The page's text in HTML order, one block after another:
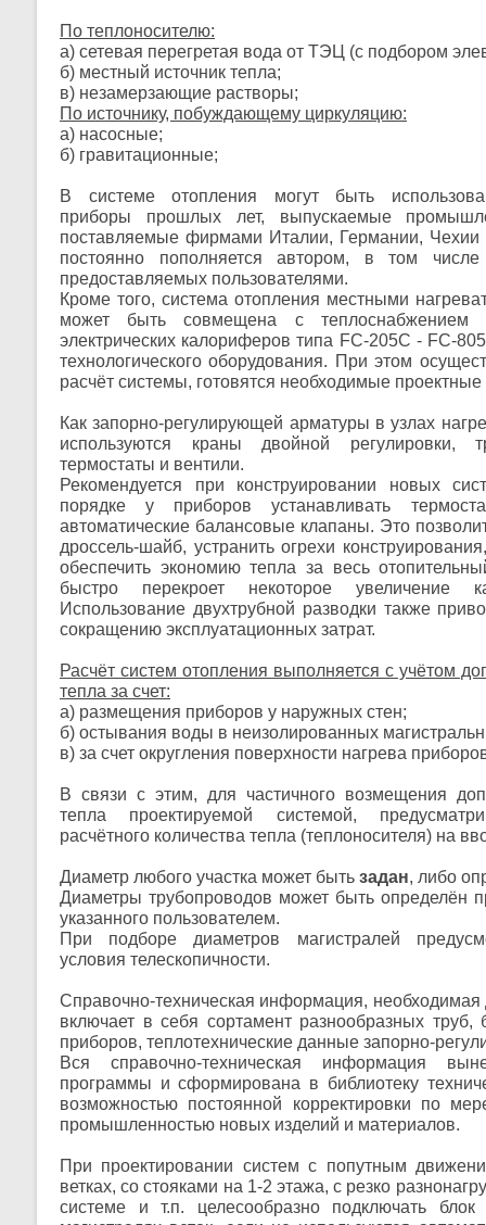
По теплоносителю:
а) сетевая перегретая вода от ТЭЦ (с подбором
б) местный источник тепла;
в) незамерзающие растворы;
По источнику, побуждающему циркуляцию:
а) насосные;
б) гравитационные;
B системе отопления могут быть
приборы прошлых лет, выпускаемые
поставляемые фирмами Италии, Германии, Чехии
постоянно пополняется автором, в том
предоставляемых пользователями.
Кроме того, система отопления местными
может быть совмещена с теплоснабжением
электрических калориферов типа FC-205C - FC-
технологического оборудования. При этом
расчёт системы, готовятся необходимые
Как запорно-регулирующей арматуры в узлах
используются краны двойной регулировки,
термостаты и вентили.
Рекомендуется при конструировании новых
порядке у приборов устанавливать
автоматические балансовые клапаны. Это
дроссель-шайб, устранить огрехи
обеспечить экономию тепла за весь
быстро перекроет некоторое увеличение
Использование двухтрубной разводки также
сокращению эксплуатационных затрат.
Расчёт систем отопления выполняется с учётом
тепла за счет:
а) размещения приборов у наружных стен;
б) остывания воды в неизолированных
в) за счет округления поверхности нагрева
В связи с этим, для частичного возмещения
тепла проектируемой системой,
расчётного количества тепла (теплоносителя) на
Диаметр любого участка может быть задан, либо
Диаметры трубопроводов может быть определён
указанного пользователем.
При подборе диаметров магистралей
условия телескопичности.
Справочно-техническая информация,
включает в себя сортамент разнообразных труб,
приборов, теплотехнические данные запорно-
Вся справочно-техническая информация
программы и сформирована в библиотеку
возможностью постоянной корректировки по
промышленностью новых изделий и материалов.
При проектировании систем с попутным
ветках, со стояками на 1-2 этажа, с резко
системе и т.п. целесообразно подключать